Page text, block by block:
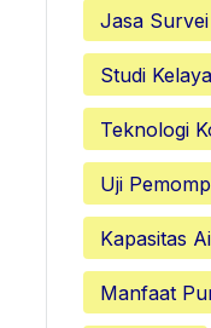
Jasa
Studi
Teknologi
Uji
Kapasitas
Manfaat